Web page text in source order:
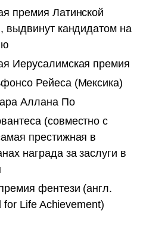
премия Латинской
выдвинут кандидатом на
Иерусалимская премия
Рейеса (Мексика)
Аллана По
(совместно с
престижная в
награда за заслуги в
фентези (англ.
Life Achievement)